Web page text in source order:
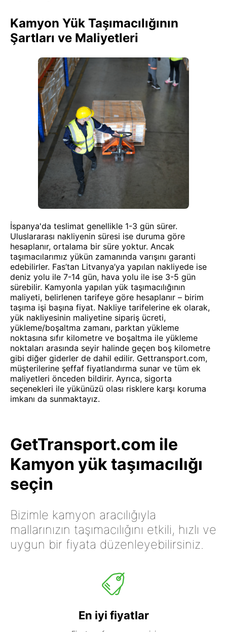
Kamyon Yük Taşımacılığının
Şartları ve Maliyetleri
İspanya'da teslimat genellikle 1-3 gün sürer.
Uluslararası nakliyenin süresi ise duruma göre
hesaplanır, ortalama bir süre yoktur. Ancak
taşımacılarımız yükün zamanında varışını garanti
edebilirler. Fas’tan Litvanya’ya yapılan nakliyede ise
deniz yolu ile 7-14 gün, hava yolu ile ise 3-5 gün
sürebilir. Kamyonla yapılan yük taşımacılığının
maliyeti, belirlenen tarifeye göre hesaplanır – birim
taşıma işi başına fiyat. Nakliye tarifelerine ek olarak,
yük nakliyesinin maliyetine sipariş ücreti,
yükleme/boşaltma zamanı, parktan yükleme
noktasına sıfır kilometre ve boşaltma ile yükleme
noktaları arasında seyir halinde geçen boş kilometre
gibi diğer giderler de dahil edilir. Gettransport.com,
müşterilerine şeffaf fiyatlandırma sunar ve tüm ek
maliyetleri önceden bildirir. Ayrıca, sigorta
seçenekleri ile yükünüzü olası risklere karşı koruma
imkanı da sunmaktayız.
GetTransport.com ile
Kamyon yük taşımacılığı
seçin
Bizimle kamyon aracılığıyla
mallarınızın taşımacılığını etkili, hızlı ve
uygun bir fiyata düzenleyebilirsiniz.
En iyi fiyatlar